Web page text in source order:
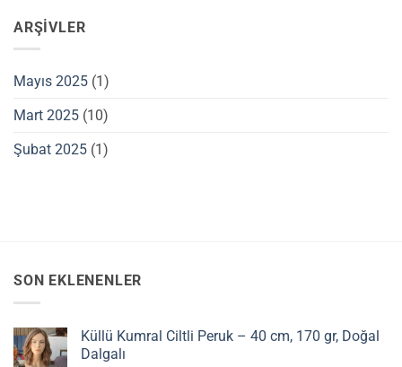
ARŞIVLER
Mayıs 2025 (1)
Mart 2025 (10)
Şubat 2025 (1)
SON EKLENENLER
Küllü Kumral Ciltli Peruk – 40 cm, 170 gr, Doğal
Dalgalı